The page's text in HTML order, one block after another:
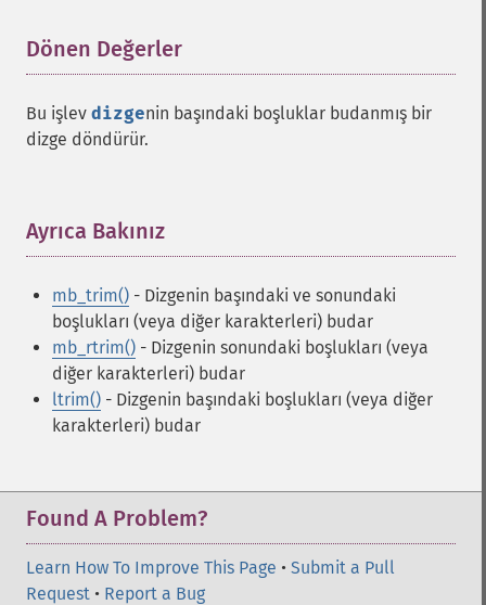
Dönen Değerler
Bu işlev dizgenin başındaki boşluklar budanmış bir
dizge döndürür.
Ayrıca Bakınız
mb_trim() - Dizgenin başındaki ve sonundaki
boşlukları (veya diğer karakterleri) budar
mb_rtrim() - Dizgenin sonundaki boşlukları (veya
diğer karakterleri) budar
ltrim() - Dizgenin başındaki boşlukları (veya diğer
karakterleri) budar
Found A Problem?
Learn How To Improve This Page • Submit a Pull
Request • Report a Bug